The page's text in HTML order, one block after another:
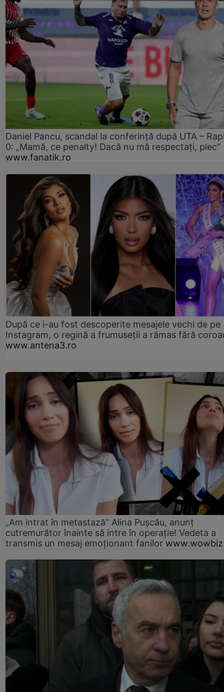
Daniel Pancu, scandal la conferință după UTA –
0: „Mamă, ce penalty! Dacă nu mă respectați, plec”
www.fanatik.ro
După ce i-au fost descoperite mesajele vechi de pe
Instagram, o regină a frumuseții a rămas fără
www.antena3.ro
„Am intrat în metastază” Alina Pușcău, anunț
cutremurător înainte să intre în operație! Vedeta a
transmis un mesaj emoționant fanilor